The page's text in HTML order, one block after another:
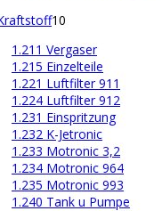
10
1.211 Vergaser
1.215 Einzelteile
1.221 Luftfilter 911
1.224 Luftfilter 912
1.231 Einspritzung
1.232 K-Jetronic
1.233 Motronic 3,2
1.234 Motronic 964
1.235 Motronic 993
1.240 Tank u Pumpe